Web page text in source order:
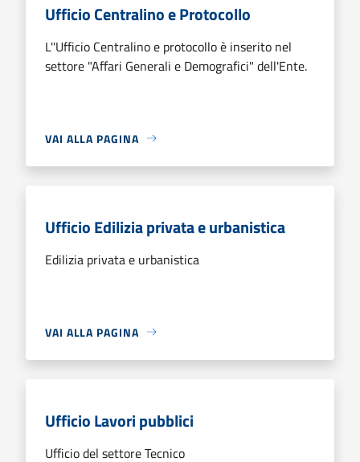
Ufficio Centralino e Protocollo
L''Ufficio Centralino e protocollo è inserito nel
settore "Affari Generali e Demografici" dell'Ente.
VAI ALLA PAGINA
Ufficio Edilizia privata e urbanistica
Edilizia privata e urbanistica
VAI ALLA PAGINA
Ufficio Lavori pubblici
Ufficio del settore Tecnico